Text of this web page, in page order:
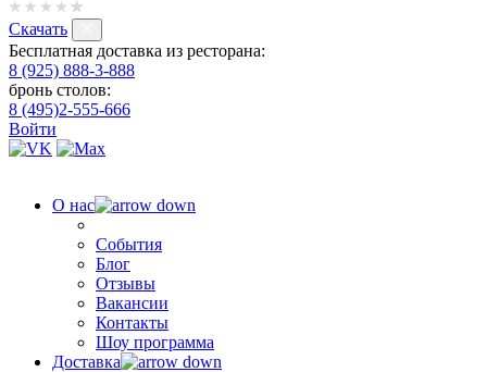
Скачать
Бесплатная доставка из ресторана:
8 (925) 888-3-888
бронь столов:
8 (495)2-555-666
Войти
О нас
События
Блог
Отзывы
Вакансии
Контакты
Шоу программа
Доставка